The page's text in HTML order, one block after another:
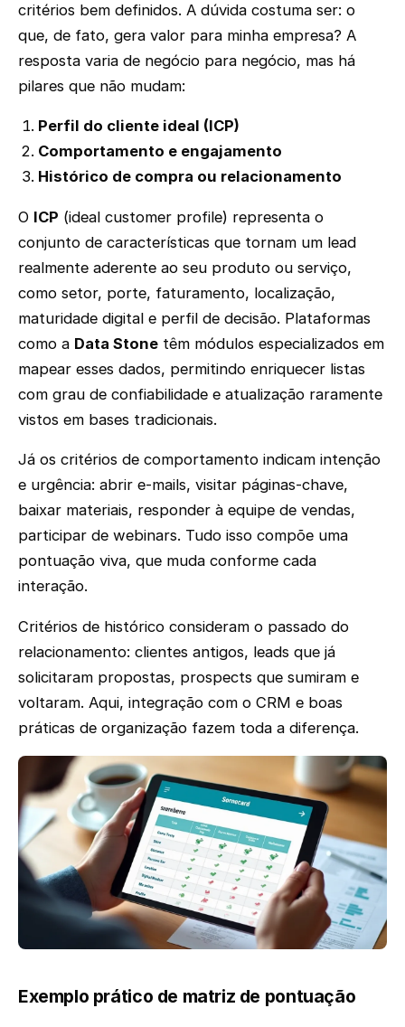
critérios bem definidos. A dúvida costuma ser: o
que, de fato, gera valor para minha empresa? A
resposta varia de negócio para negócio, mas há
pilares que não mudam:
Perfil do cliente ideal (ICP)
Comportamento e engajamento
Histórico de compra ou relacionamento
O ICP (ideal customer profile) representa o
conjunto de características que tornam um lead
realmente aderente ao seu produto ou serviço,
como setor, porte, faturamento, localização,
maturidade digital e perfil de decisão. Plataformas
como a Data Stone têm módulos especializados em
mapear esses dados, permitindo enriquecer listas
com grau de confiabilidade e atualização raramente
vistos em bases tradicionais.
Já os critérios de comportamento indicam intenção
e urgência: abrir e-mails, visitar páginas-chave,
baixar materiais, responder à equipe de vendas,
participar de webinars. Tudo isso compõe uma
pontuação viva, que muda conforme cada
interação.
Critérios de histórico consideram o passado do
relacionamento: clientes antigos, leads que já
solicitaram propostas, prospects que sumiram e
voltaram. Aqui, integração com o CRM e boas
práticas de organização fazem toda a diferença.
Exemplo prático de matriz de pontuação